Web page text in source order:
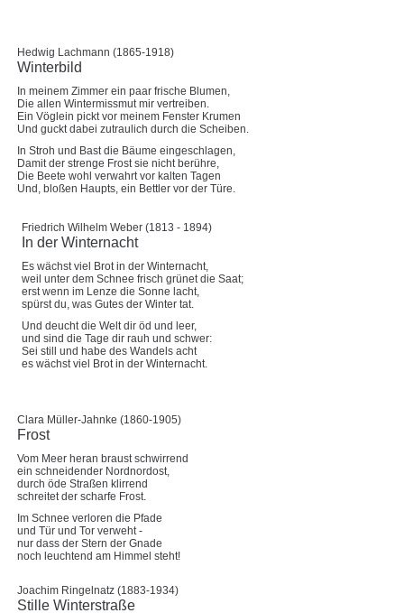
Hedwig Lachmann (1865-1918)
Winterbild
In meinem Zimmer ein paar frische Blumen,
Die allen Wintermissmut mir vertreiben.
Ein Vöglein pickt vor meinem Fenster Krumen
Und guckt dabei zutraulich durch die Scheiben.
In Stroh und Bast die Bäume eingeschlagen,
Damit der strenge Frost sie nicht berühre,
Die Beete wohl verwahrt vor kalten Tagen
Und, bloßen Haupts, ein Bettler vor der Türe.
Friedrich Wilhelm Weber (1813 - 1894)
In der Winternacht
Es wächst viel Brot in der Winternacht,
weil unter dem Schnee frisch grünet die Saat;
erst wenn im Lenze die Sonne lacht,
spürst du, was Gutes der Winter tat.
Und deucht die Welt dir öd und leer,
und sind die Tage dir rauh und schwer:
Sei still und habe des Wandels acht
es wächst viel Brot in der Winternacht.
Clara Müller-Jahnke (1860-1905)
Frost
Vom Meer heran braust schwirrend
ein schneidender Nordnordost,
durch öde Straßen klirrend
schreitet der scharfe Frost.
Im Schnee verloren die Pfade
und Tür und Tor verweht -
nur dass der Stern der Gnade
noch leuchtend am Himmel steht!
Joachim Ringelnatz (1883-1934)
Stille Winterstraße